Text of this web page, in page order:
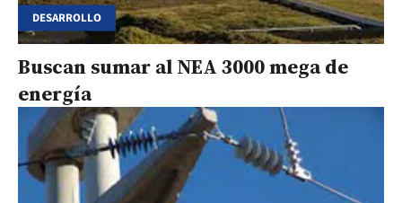
DESARROLLO
Buscan sumar al NEA 3000 mega de
energía